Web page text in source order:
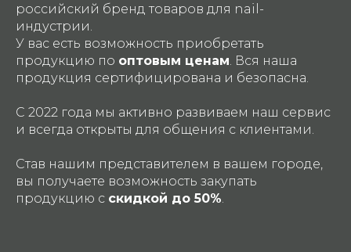
российский бренд товаров для nail-
индустрии.
У вас есть возможность приобретать
продукцию по оптовым ценам . Вся наша
продукция сертифицирована и безопасна.
С 2022 года мы активно развиваем наш сервис
и всегда открыты для общения с клиентами.
Став нашим представителем в вашем городе,
вы получаете возможность закупать
продукцию с скидкой до 50%